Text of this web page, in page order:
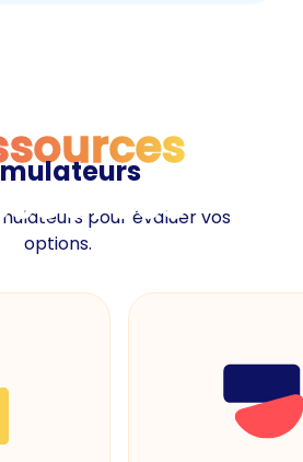
pour évaluer vos
options.